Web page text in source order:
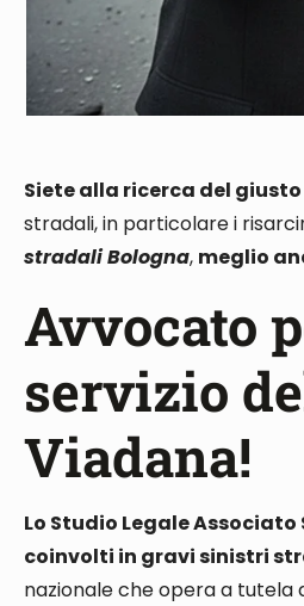
Siete alla ricerca del
stradali, in particolare i
stradali Bologna, meglio
Avvocato
servizio
Viadana!
Lo Studio Legale
coinvolti in gravi sinistri
nazionale che opera a